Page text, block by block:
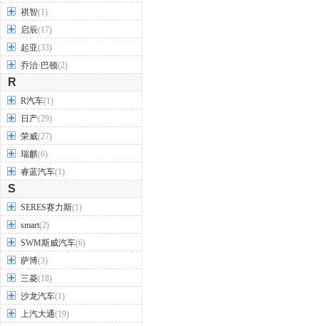
祺智(1)
启辰(17)
起亚(33)
乔治·巴顿(2)
R
R汽车(1)
日产(29)
荣威(27)
瑞麒(6)
睿蓝汽车(1)
S
SERES赛力斯(1)
smart(2)
SWM斯威汽车(6)
萨博(3)
三菱(18)
沙龙汽车(1)
上汽大通(19)